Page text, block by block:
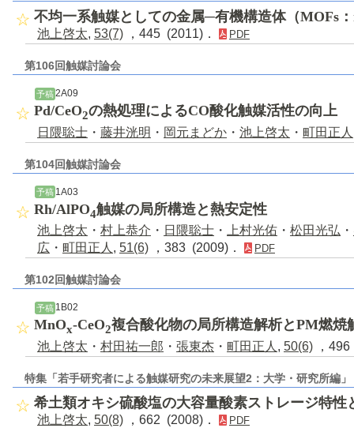
不均一系触媒としての金属─有機構造体（MOFs
池上啓太, 53(7) ，445 (2011)． PDF
第106回触媒討論会
予稿 2A09
Pd/CeO2の熱処理によるCO酸化触媒活性の向上
日隈聡士 ・ 藤井洸明 ・ 岡元まどか ・ 池上啓太 ・ 町田正人
第104回触媒討論会
予稿 1A03
Rh/AlPO4触媒の局所構造と熱安定性
池上啓太 ・ 村上恭介 ・ 日隈聡士 ・ 上村光佑 ・ 松田光弘 ・
広 ・ 町田正人 , 51(6) ，383 (2009)． PDF
第102回触媒討論会
予稿 1B02
MnOx-CeO2複合酸化物の局所構造解析とPM燃焼
池上啓太 ・ 村田祐一郎 ・ 張東杰 ・ 町田正人 , 50(6) ，
特集「若手研究者による触媒研究の未来展望2：大学・研究所編」
希土類オキシ硫酸塩の大容量酸素ストレージ特性
池上啓太, 50(8) ，662 (2008)． PDF